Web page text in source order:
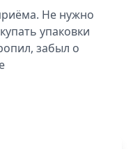
Не нужно
упаковки
забыл о